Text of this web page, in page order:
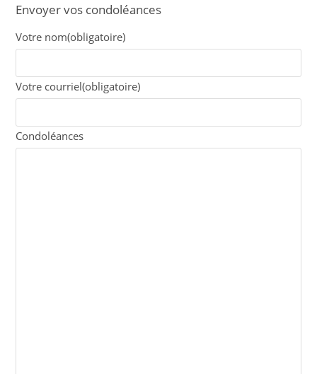
Envoyer vos condoléances
Votre nom(obligatoire)
Votre courriel(obligatoire)
Condoléances